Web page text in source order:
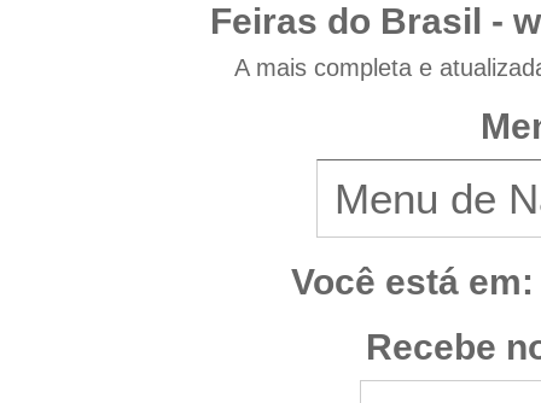
Feiras do Brasil -
A mais completa e
Você está em:
Recebe